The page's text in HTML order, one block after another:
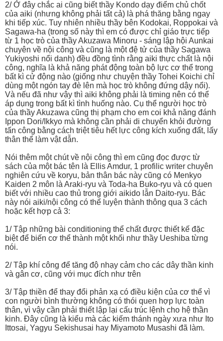
2/ Ở đây chắc ai cũng biết thầy Kondo dạy điểm chủ chốt
của aiki (nhưng không phải tất cả) là phá thăng bằng ngay
khi tiếp xúc. Tuy nhiên nhiều thầy bên Kodokai, Roppokai và
Sagawa-ha (trong số này thì em có được chỉ giáo trực tiếp
từ 1 học trò của thầy Akuzawa Minoru - sáng lập hội Aunkai
chuyên về nội công và cũng là một đệ tử của thầy Sagawa
Yukiyoshi nổi danh) đều đồng tình rằng aiki thực chất là nội
công, nghĩa là khả năng phát động toàn bộ lực cơ thể trong
bất kì cử động nào (giống như chuyện thầy Tohei Koichi chỉ
dùng một ngón tay đè lên mà học trò không đứng dậy nổi).
Và nếu đã như vậy thì aiki không phải là timing nên có thể
áp dụng trong bất kì tình huống nào. Cụ thể người học trò
của thầy Akuzawa cũng thị phạm cho em coi khả năng đánh
Ippon Dori/Ikkyo mà không cần phải di chuyển khỏi đường
tấn công bằng cách triệt tiêu hết lực công kích xuống đất, lấy
thân thể làm vật dẫn.
Nói thêm một chút về nội công thì em cũng đọc được từ
sách của một bác tên là Ellis Amdur, 1 profilic writer chuyên
nghiên cứu về koryu, bản thân bác này cũng có Menkyo
Kaiden 2 môn là Araki-ryu và Toda-ha Buko-ryu và có quen
biết với nhiều cao thủ trong giới aikido lẫn Daito-ryu. Bác
này nói aiki/nội công có thể luyện thành thông qua 3 cách
hoặc kết hợp cả 3:
1/ Tập những bài conditioning thể chất được thiết kế đặc
biệt để biến cơ thể thành một khối như thầy Ueshiba từng
nói.
2/ Tập khí công để tăng độ nhạy cảm cho các dây thần kinh
và gân cơ, cũng với mục đích như trên
3/ Tập thiền để thay đổi phản xạ có điều kiện của cơ thể vì
con người bình thường không có thói quen hợp lực toàn
thân, vì vậy cần phải thiết lập lại cấu trúc lệnh cho hệ thần
kinh. Đây cũng là kiểu mà các kiếm thánh ngày xưa như Ito
Ittosai, Yagyu Sekishusai hay Miyamoto Musashi đã làm.